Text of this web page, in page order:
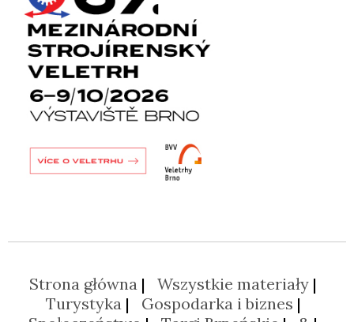
Strona główna
Wszystkie materiały
Turystyka
Gospodarka i biznes